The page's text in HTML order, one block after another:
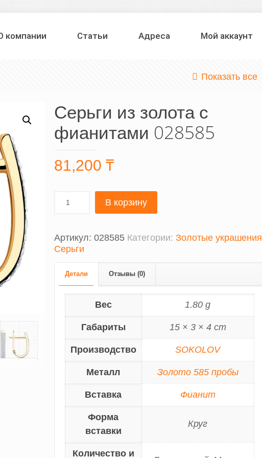
компании Статьи Адреса Мой аккаунт
Показать все
Серьги из золота с
фианитами 028585
81,200 ₸
В корзину
Артикул: 028585 Категории: Золотые украшения
Серьги
Детали Отзывы (0)
Вес 1.80 g
Габариты 15 × 3 × 4 cm
Производство SOKOLOV
Металл Золото 585 пробы
Вставка Фианит
Форма
вставки
Круг
Количество и